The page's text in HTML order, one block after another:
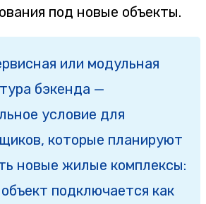
под новые объекты.
или модульная
бэкенда —
условие для
которые планируют
новые жилые комплексы:
подключается как